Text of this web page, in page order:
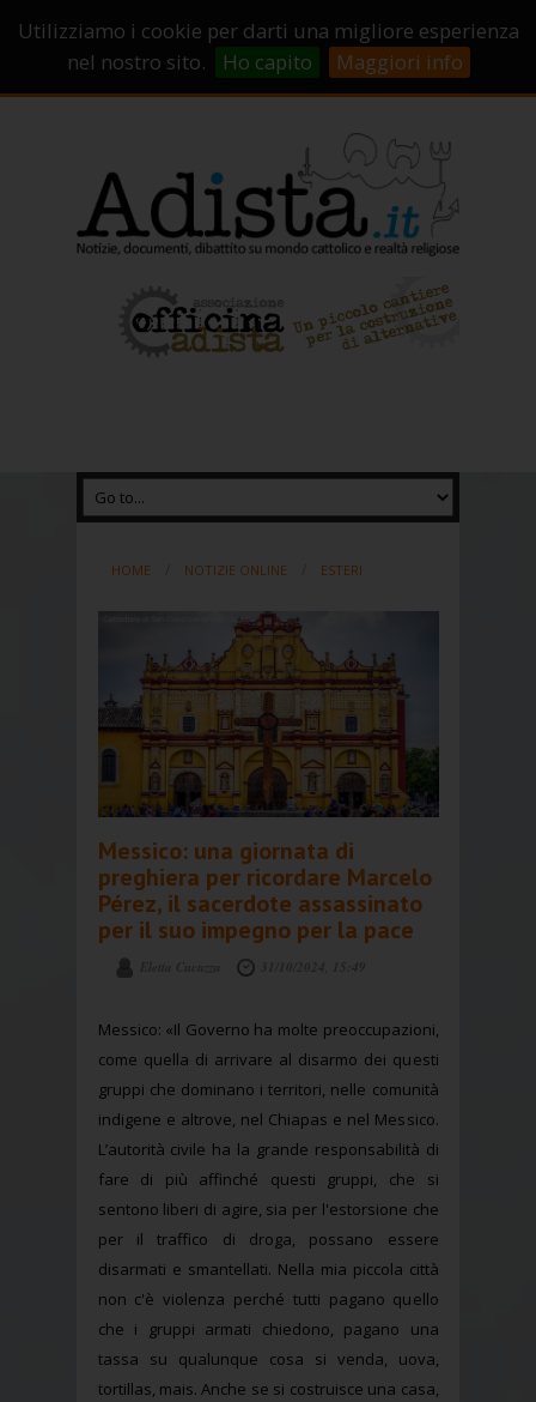
Utilizziamo i cookie per darti una migliore esperienza
nel nostro sito.
Ho capito Maggiori info
Campagne di crowdfunding
Chi Siamo
HOME NOTIZIE ONLINE ESTERI
Messico: una giornata di
preghiera per ricordare Marcelo
Pérez, il sacerdote assassinato
per il suo impegno per la pace
Messico: «Il Governo ha molte preoccupazioni,
come quella di arrivare al disarmo dei questi
gruppi che dominano i territori, nelle comunità
indigene e altrove, nel Chiapas e nel Messico.
L’autorità civile ha la grande responsabilità di
fare di più affinché questi gruppi, che si
sentono liberi di agire, sia per l'estorsione che
per il traffico di droga, possano essere
disarmati e smantellati. Nella mia piccola città
non c'è violenza perché tutti pagano quello
che i gruppi armati chiedono, pagano una
tassa su qualunque cosa si venda, uova,
tortillas, mais. Anche se si costruisce una casa,